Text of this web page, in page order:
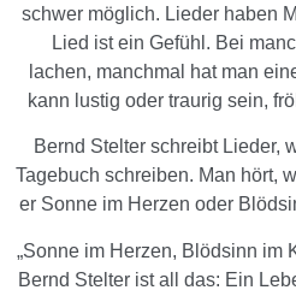
schwer möglich. Lieder haben
Lied ist ein Gefühl. Bei
lachen, manchmal hat man
kann lustig oder traurig sein,
Bernd Stelter schreibt Lieder,
Tagebuch schreiben. Man hört,
er Sonne im Herzen oder
„Sonne im Herzen, Blödsinn im
Bernd Stelter ist all das: Ein